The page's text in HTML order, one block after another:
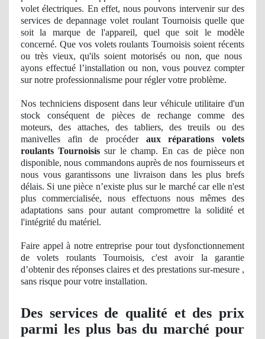
volet électriques. En effet, nous pouvons intervenir sur des
services de depannage volet roulant Tournoisis quelle que
soit la marque de l'appareil, quel que soit le modèle
concerné. Que vos volets roulants Tournoisis soient récents
ou très vieux, qu'ils soient motorisés ou non, que nous
ayons effectué l’installation ou non, vous pouvez compter
sur notre professionnalisme pour réglervotre problème.
Nos techniciens disposent dans leur véhicule utilitaire d'un
stock conséquentde pièces de rechange comme des
moteurs, des attaches, des tabliers, des treuils ou des
manivelles afin de procéder aux réparations volets
roulants Tournoisis sur le champ. En cas de pièce non
disponible, nous commandons auprès de nos fournisseurs et
nous vous garantissons une livraison dans les plus brefs
délais. Si une pièce n’existe plus sur le marché car elle n'est
pluscommercialisée, nous effectuons nous mêmes des
adaptations sans pour autant compromettrela solidité et
l'intégrité du matériel.
Faire appel à notre entreprise pour tout dysfonctionnement
de volets roulants Tournoisis, c'est avoir la garantie
d’obtenir des réponses claires et des prestations sur-mesure ,
sans risque pour votre installation.
Des servicesde qualité et des prix
parmi les plus bas du marché pour